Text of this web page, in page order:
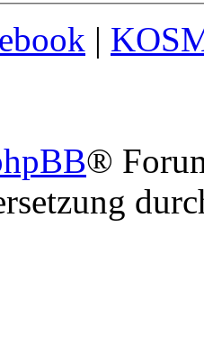
|
®